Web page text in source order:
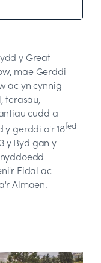
y Great
mae Gerddi
ac yn cynnig
terasau,
cudd a
gerddi o'r 18fed
y Byd gan y
Eidal ac
Almaen.